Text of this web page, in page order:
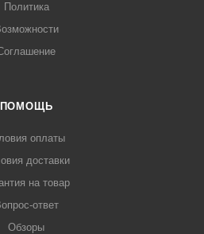
Политика
ПОМОЩЬ
оплаты
доставки
на товар
ответ
Обзоры